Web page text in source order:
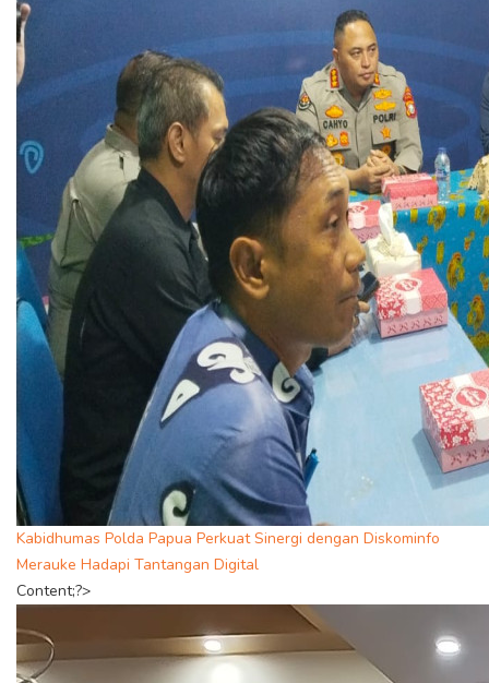
Kabidhumas Polda Papua Perkuat Sinergi dengan Diskominfo
Merauke Hadapi Tantangan Digital
Content;?>